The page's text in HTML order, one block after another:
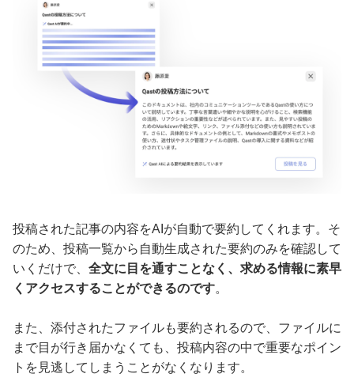
投稿された記事の内容をAIが自動で要約してくれます。そ
のため、投稿一覧から自動生成された要約のみを確認して
いくだけで、 全文に目を通すことなく、求める情報に素早
くアクセスすることができるのです。
また、添付されたファイルも要約されるので、ファイルに
まで目が行き届かなくても、投稿内容の中で重要なポイン
トを見逃してしまうことがなくなります。